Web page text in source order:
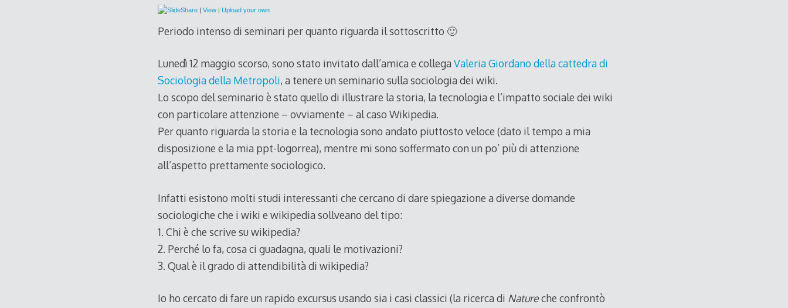
| View| Upload your own
Periodo intenso di seminari per quanto riguarda il sottoscritto 🙂
Lunedì 12 maggio scorso, sono stato invitato dall’amica e collegaValeria Giordano della cattedra di
Sociologia della Metropoli, a tenere un seminario sulla sociologia dei wiki.
Lo scopo del seminario è stato quello di illustrare la storia, la tecnologia e l’impatto sociale dei wiki
con particolare attenzione – ovviamente – al caso Wikipedia.
Per quanto riguarda la storia e la tecnologia sono andato piuttosto veloce (dato il tempo a mia
disposizione e la mia ppt-logorrea), mentre mi sono soffermato con un po’ più di attenzione
all’aspetto prettamente sociologico.
Infatti esistono molti studi interessanti che cercano di dare spiegazione a diverse domande
sociologiche che i wiki e wikipedia sollveano del tipo:
1. Chi è che scrive su wikipedia?
2. Perché lo fa, cosa ci guadagna, quali le motivazioni?
3. Qual è il grado di attendibilità di wikipedia?
Io ho cercato di fare un rapido excursus usando sia i casi classici (la ricerca di Natureche confrontò